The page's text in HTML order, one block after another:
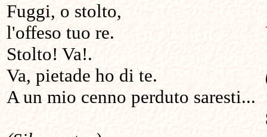
Fuggi, o stolto,
l'offeso tuo re.
Stolto! Va!.
Va, pietade ho di te.
A un mio cenno perduto saresti...